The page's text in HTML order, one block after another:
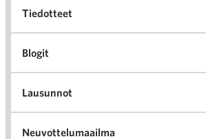
Tiedotteet
Blogit
Lausunnot
Neuvottelumaailma